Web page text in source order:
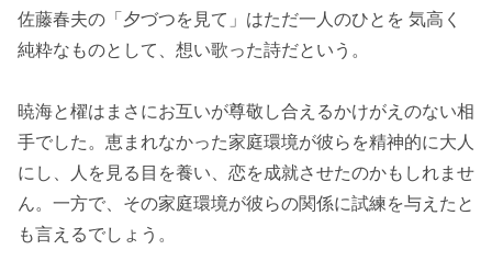
佐藤春夫の「夕づつを見て」はただ一人のひとを 気高く
純粋なものとして、想い歌った詩だという。
暁海と櫂はまさにお互いが尊敬し合えるかけがえのない相
手でした。恵まれなかった家庭環境が彼らを精神的に大人
にし、人を見る目を養い、恋を成就させたのかもしれませ
ん。一方で、その家庭環境が彼らの関係に試練を与えたと
も言えるでしょう。